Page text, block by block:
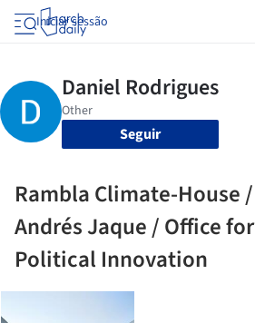
Iniciar sessão
Seguir
Rambla Climate-House /
Andrés Jaque / Office for
Political Innovation